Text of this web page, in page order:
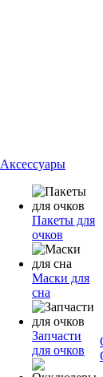
Аксессуары
Пакеты для
очков
Маски для
сна
Запчасти
для очков